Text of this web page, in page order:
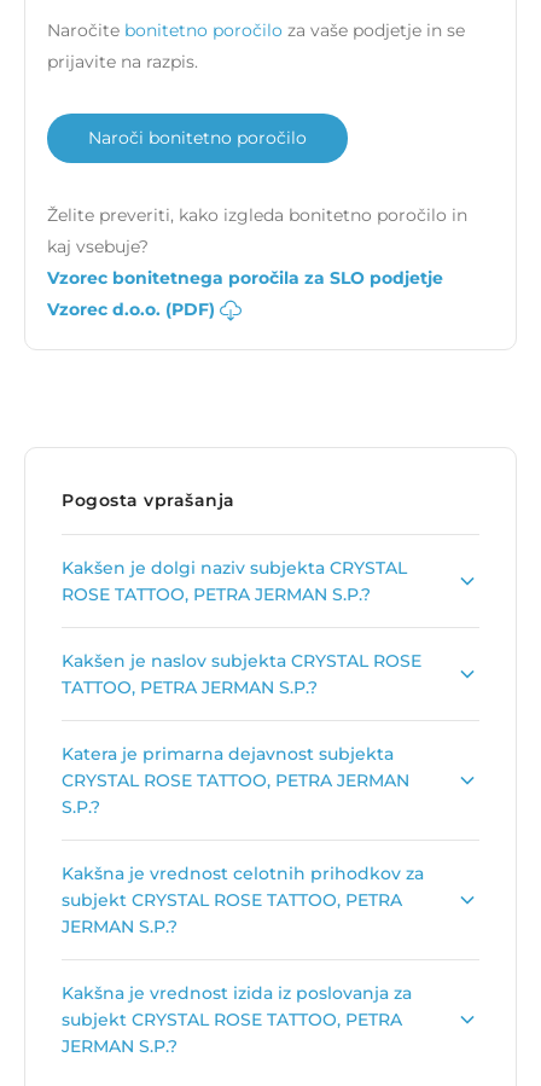
Naročite bonitetno poročilo za vaše podjetje in se
prijavite na razpis.
Naroči bonitetno poročilo
Želite preveriti, kako izgleda bonitetno poročilo in
kaj vsebuje?
Vzorec bonitetnega poročila za SLO podjetje
Vzorec d.o.o. (PDF)
Pogosta vprašanja
Kakšen je dolgi naziv subjekta CRYSTAL
ROSE TATTOO, PETRA JERMAN S.P.?
TETOVIRANJE, PETRA JERMAN S.P. .
Kakšen je naslov subjekta CRYSTAL ROSE
TATTOO, PETRA JERMAN S.P.?
Kranjska Gora.
Katera je primarna dejavnost subjekta
CRYSTAL ROSE TATTOO, PETRA JERMAN
S.P.?
TATTOO, PETRA JERMAN S.P. jeTetoviranje in
pirsing.
Kakšna je vrednost celotnih prihodkov za
subjekt CRYSTAL ROSE TATTOO, PETRA
JERMAN S.P.?
ROSE TATTOO, PETRA JERMAN S.P. je10.574 €
Kakšna je vrednost izida iz poslovanja za
subjekt CRYSTAL ROSE TATTOO, PETRA
JERMAN S.P.?